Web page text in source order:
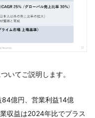
いてご説明します。
億円、営業利益14億
収益は2024年比でプラス